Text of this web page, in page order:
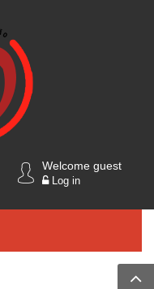
Welcome guest
Log in